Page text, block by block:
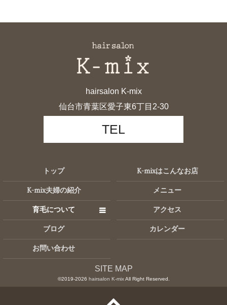
hairsalon K-mix
仙台市青葉区愛子東6丁目2-30
TEL
トップ K-mixはこんなお店
K-mix夫婦の紹介 メニュー
育毛について アクセス
ブログ カレンダー
お問い合わせ
SITE MAP
©2019-2026 hairsalon K-mixAll Right Reserved.